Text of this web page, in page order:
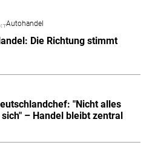
Autohandel
Die Richtung stimmt
"Nicht alles
– Handel bleibt zentral